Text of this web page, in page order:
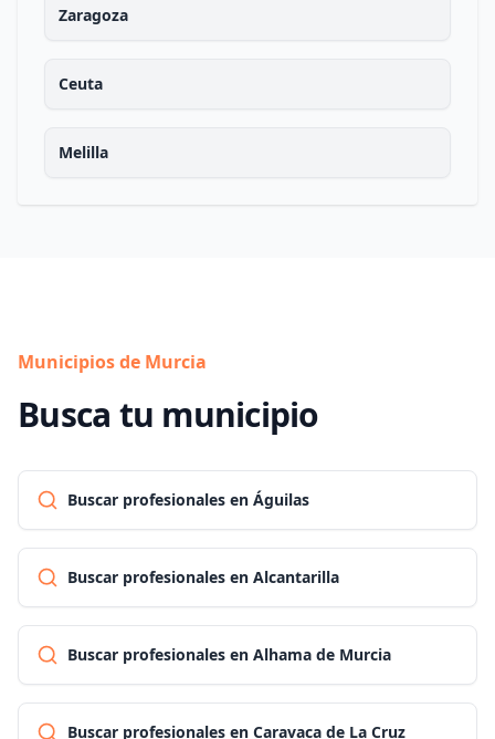
Zaragoza
Ceuta
Melilla
Municipios de Murcia
Busca tu municipio
Buscar profesionales en Águilas
Buscar profesionales en Alcantarilla
Buscar profesionales en Alhama de Murcia
Buscar profesionales en Caravaca de La Cruz